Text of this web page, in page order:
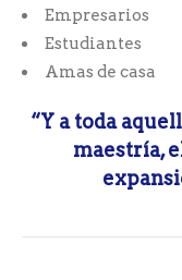
Empresarios
Estudiantes
Amas de casa
“Y a toda
maestría,